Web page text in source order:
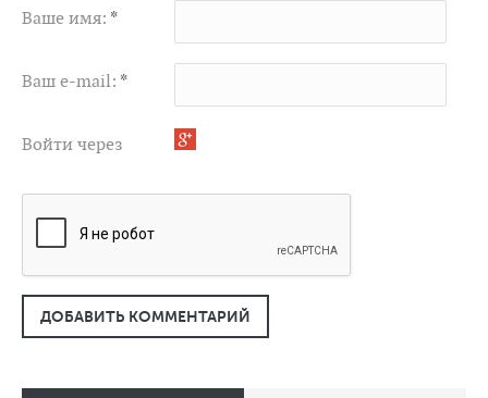
Ваше имя: *
Ваш e-mail: *
Войти через
ДОБАВИТЬ КОММЕНТАРИЙ